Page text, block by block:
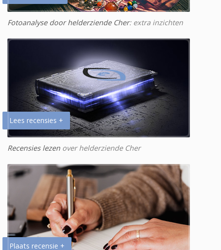
Fotoanalyse door helderziende Cher: extra inzichten
Lees recensies +
Recensies lezen over helderziende Cher
Plaats recensie +